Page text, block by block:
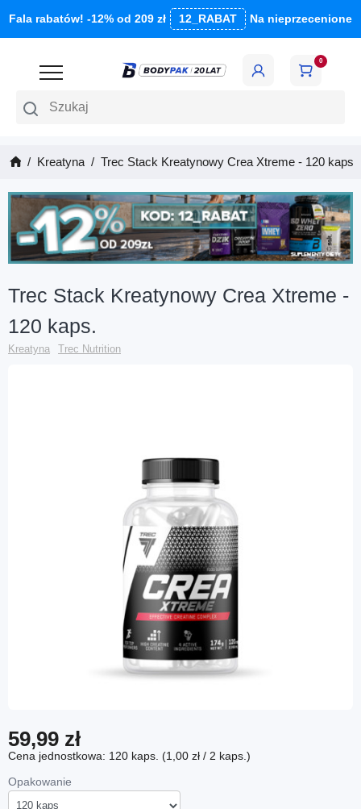
Fala rabatów! -12% od 209 zł 12_RABAT Na nieprzecenione
Szukaj
0
Kreatyna Trec Stack Kreatynowy Crea Xtreme - 120 kaps.
Trec Stack Kreatynowy Crea Xtreme -
120 kaps.
Kreatyna Trec Nutrition
59,99 zł
Cena jednostkowa: 120 kaps. (1,00 zł / 2 kaps.)
Opakowanie